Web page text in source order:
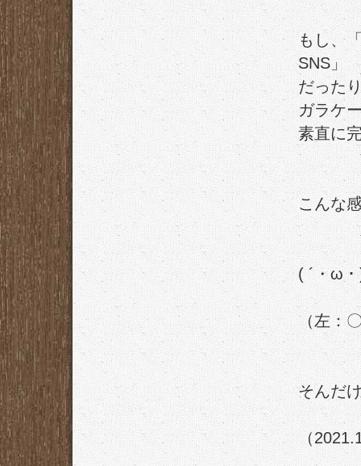
もし、
SNS」
だった
ガラケ
素直に
こんな
( ´・ω
（左：
そんだ
（